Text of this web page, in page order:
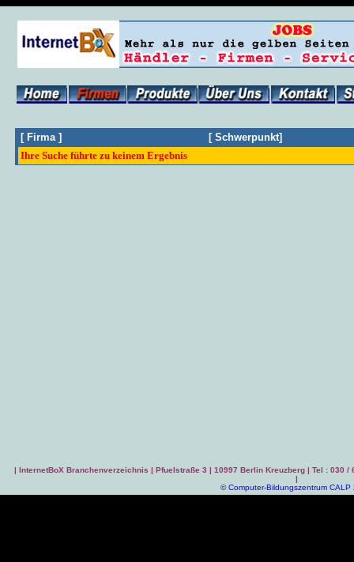
[ Firma ] [ Schwerpunkt]
Ihre Suche führte zu keinem Ergebnis
| InternetBoX Branchenverzeichnis | Pfuelstraße 3 | 10997 Berlin Kreuzberg | Tel : 030
|
©Computer-Bildungszentrum CALP